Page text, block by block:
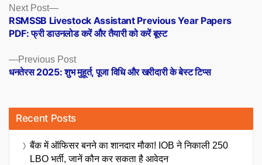
Posts
navigation
Previous PostPrevious
post:
धनतेरस 2025: शुभ मुहूर्त, पूजा विधि और खरीदारी के बेस्‍ट टिप्स
Next Post
Next
post:
RSMSSB Livestock Assistant Previous Year Papers
PDF: फ्री डाउनलोड करें और तैयारी को करें बूस्ट
Recent Posts
बैंक में ऑफिसर बनने का शानदार मौका! IOB ने निकाली 250
LBO भर्ती, जानें कौन कर सकता है आवेदन